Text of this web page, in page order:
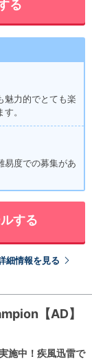
る
魅力的でとても楽
。
易度での募集があ
する
細情報を見る
【AD】
施中！疾風迅雷で